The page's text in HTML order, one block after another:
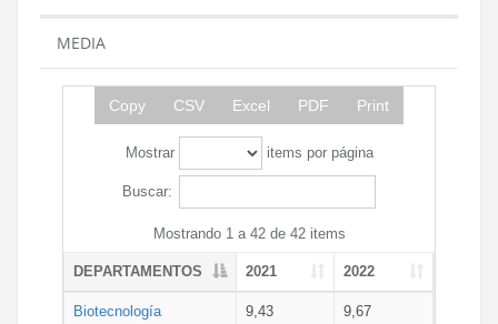
MEDIA
Copy CSV Excel PDF Print
Mostrar items por página
Buscar:
Mostrando 1 a 42 de 42 items
DEPARTAMENTOS 2021 2022
Biotecnología 9,43 9,67